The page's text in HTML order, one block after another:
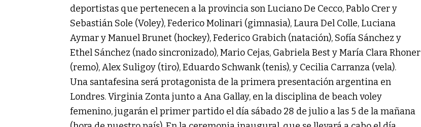
deportistas que pertenecen a la provincia son Luciano De Cecco, Pablo Crer y
Sebastián Sole (Voley), Federico Molinari (gimnasia), Laura Del Colle, Luciana
Aymar y Manuel Brunet (hockey), Federico Grabich (natación), Sofía Sánchez y
Ethel Sánchez (nado sincronizado), Mario Cejas, Gabriela Best y María Clara Rhoner
(remo), Alex Suligoy (tiro), Eduardo Schwank (tenis), y Cecilia Carranza (vela).
Una santafesina será protagonista de la primera presentación argentina en
Londres. Virginia Zonta junto a Ana Gallay, en la disciplina de beach voley
femenino, jugarán el primer partido el día sábado 28 de julio a las 5 de la mañana